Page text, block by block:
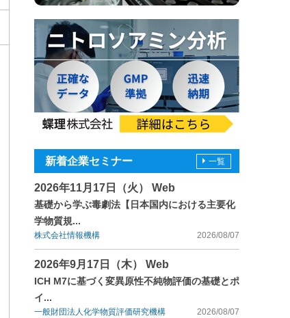
新着企業セミナー
2026年11月17日（火） Web
基礎から学ぶ毒劇法【日本国内における主要化
学物質規...
株式会社情報機構 2026/08/07
2026年9月17日（木） Web
ICH M7に基づく変異原性不純物評価の基礎とポ
イ...
一般財団法人化学物質評価研究機構 2026/08/07
一覧